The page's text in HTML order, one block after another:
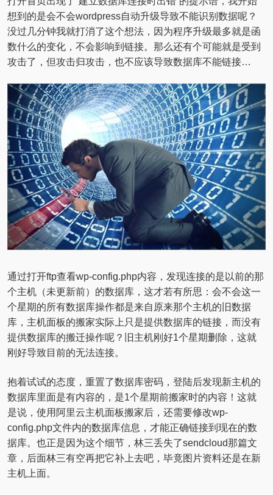
想到的是会不会wordpress自动升级导致不能识别数据呢？
没过几分钟我就打消了这个想法，因为程序升级最多就是函
数什么的变化，不会影响到链接。那么还有个可能就是受到
攻击了，但攻击归攻击，也不应该导致数据库不能链接…
通过打开ftp查看wp-config.php内容，发现连接的是以前的那
个主机（未更新前）的数据库，这才若有所思：会不会这一
个星期的所有数据库操作都是来自原来那个主机的旧数据
库，主机面板的搬家实际上只是提供数据库的链接，而没有
提供数据库的搬迁操作呢？旧主机刚好1个星期删除，这就
刚好导致目前的无法连接。
抱着试试的态度，重置了数据库密码，登陆后发现新主机的
数据库里面是有内容的，是1个星期前搬家时的内容！这就
是说，使用阿里云主机面板搬家后，还需要修改wp-
config.php文件内的数据库信息，才能正确链接到现在的数
据库。也正是因为这个细节，林三丢失了sendcloud那篇文
章，后面林三有空再把它补上去吧，毕竟图片资料还是在新
主机上面。